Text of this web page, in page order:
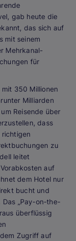
gab heute die
das sich auf
mit seinem
Mehrkanal-
für
350 Millionen
Milliarden
Reisende über
dass
zu
leitet
auf
dem Hotel nur
bucht und
„Pay-on-the-
überflüssig
Zugriff auf